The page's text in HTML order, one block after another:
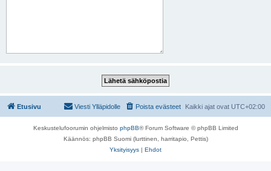
Etusivu Kaikki ajat ovat UTC+02:00
Poista evästeet
Viesti Ylläpidolle
Keskustelufoorumin ohjelmisto phpBB® Forum Software © phpBB Limited
Käännös: phpBB Suomi (lurttinen, harritapio, Pettis)
Yksityisyys | Ehdot